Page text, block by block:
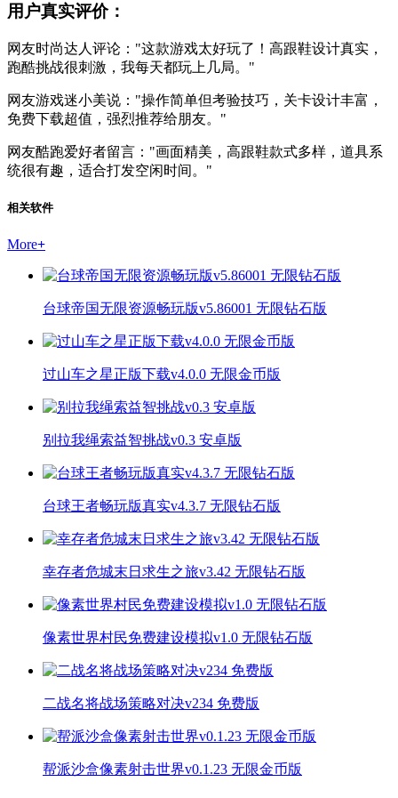
用户真实评价：
网友时尚达人评论："这款游戏太好玩了！高跟鞋设计真实，
跑酷挑战很刺激，我每天都玩上几局。"
网友游戏迷小美说："操作简单但考验技巧，关卡设计丰富，
免费下载超值，强烈推荐给朋友。"
网友酷跑爱好者留言："画面精美，高跟鞋款式多样，道具系
统很有趣，适合打发空闲时间。"
相关软件
More+
台球帝国无限资源畅玩版v5.86001 无限钻石版
过山车之星正版下载v4.0.0 无限金币版
别拉我绳索益智挑战v0.3 安卓版
台球王者畅玩版真实v4.3.7 无限钻石版
幸存者危城末日求生之旅v3.42 无限钻石版
像素世界村民免费建设模拟v1.0 无限钻石版
二战名将战场策略对决v234 免费版
帮派沙盒像素射击世界v0.1.23 无限金币版